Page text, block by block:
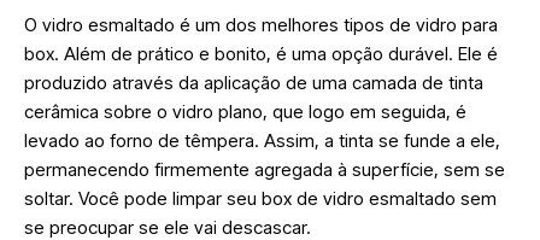
O vidro esmaltado é um dos melhores tipos de vidro para
box. Além de prático e bonito, é uma opção durável. Ele é
produzido através da aplicação de uma camada de tinta
cerâmica sobre o vidro plano, que logo em seguida, é
levado ao forno de têmpera. Assim, a tinta se funde a ele,
permanecendo firmemente agregada à superfície, sem se
soltar. Você pode limpar seu box de vidro esmaltado sem
se preocupar se ele vai descascar.